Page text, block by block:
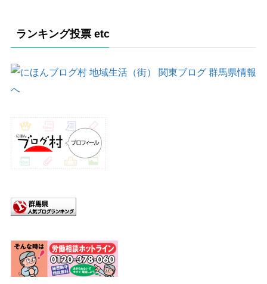
ランキング投票 etc